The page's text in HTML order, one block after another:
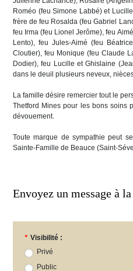
Roméo (feu Simone Labbé) et
frère de feu Rosalda (feu Gabriel
feu Irma (feu Lionel Jerôme), feu
Lento), feu Jules-Aimé (feu
Cloutier), feu Monique (feu Claude
Dodier), feu Lucille et Ghislaine
dans le deuil plusieurs neveux,
La famille désire remercier tout le
Thetford Mines pour les bons soins
dévouement.
Toute marque de sympathie peut
Sainte-Famille de Beauce (Saint-
Envoyez un message à
* Visibilité :
Privé
Public